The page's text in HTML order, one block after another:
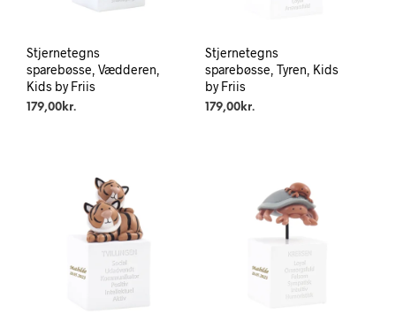
Stjernetegns
sparebøsse, Vædderen,
Kids by Friis
179,00 kr.
Stjernetegns
sparebøsse, Tyren, Kids
by Friis
179,00kr.